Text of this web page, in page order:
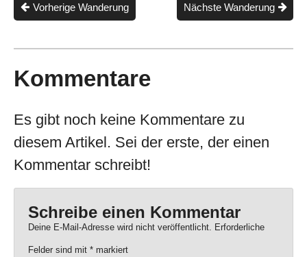
Nächste Wanderung
Vorherige Wanderung
Kommentare
Es gibt noch keine Kommentare zu
diesem Artikel. Sei der erste, der einen
Kommentar schreibt!
Schreibe einen Kommentar
Deine E-Mail-Adresse wird nicht veröffentlicht. Erforderliche
Felder sind mit * markiert